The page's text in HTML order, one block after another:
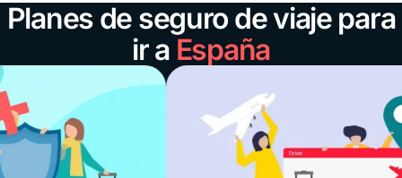
Planes de seguro de viaje para
ir a España